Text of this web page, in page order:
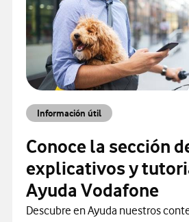
Información útil
Conoce la sección
explicativos y
Ayuda Vodafone
Descubre en Ayuda nuestros